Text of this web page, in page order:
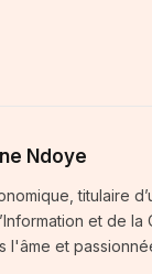
Ndoye
titulaire
et de la
l'âme et